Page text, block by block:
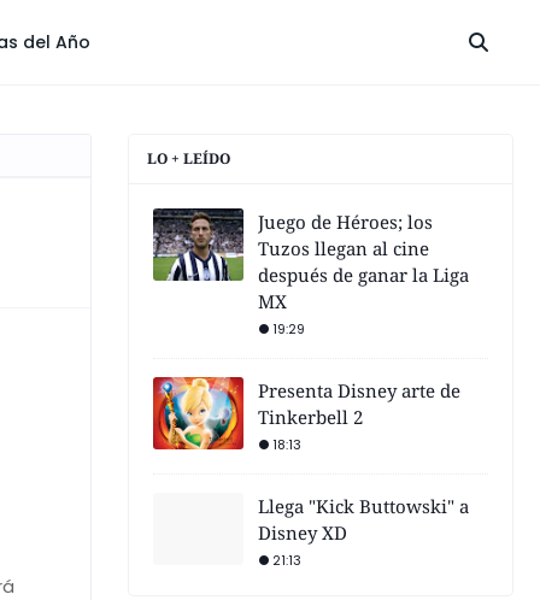
del Año
LO + LEÍDO
Juego de Héroes; los
Tuzos llegan al cine
después de ganar la Liga
MX
19:29
Presenta Disney arte de
Tinkerbell 2
18:13
Llega "Kick Buttowski" a
Disney XD
21:13